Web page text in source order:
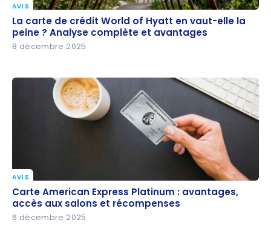
La carte de crédit World of Hyatt en vaut-elle la
peine ? Analyse complète et avantages
AVIS
La carte de crédit World of Hyatt en vaut-elle la
peine ? Analyse complète et avantages
8 décembre 2025
Carte American Express Platinum : avantages,
accès aux salons et récompenses
AVIS
Carte American Express Platinum : avantages,
accès aux salons et récompenses
6 décembre 2025